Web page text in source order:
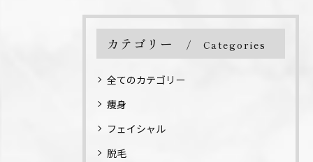
カテゴリー Categories
全てのカテゴリー
痩身
フェイシャル
脱毛